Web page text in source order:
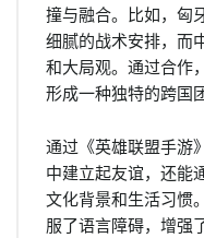
撞与融合。比如，匈
细腻的战术安排，而
和大局观。通过合作
形成一种独特的跨国
通过《英雄联盟手游
中建立起友谊，还能
文化背景和生活习惯
服了语言障碍，增强